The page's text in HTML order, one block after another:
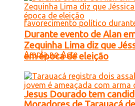
Jesus Dourado tem
Durante evento de Alan
Zequinha Lima diz que
em época de eleição